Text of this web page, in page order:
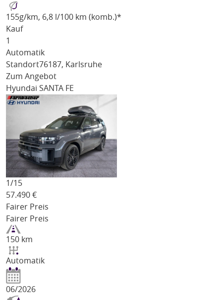
155g/km, 6,8 l/100 km (komb.)*
Kauf
1
Automatik
Standort76187, Karlsruhe
Zum Angebot
Hyundai SANTA FE
1/15
57.490 €
Fairer Preis
Fairer Preis
150 km
Automatik
06/2026